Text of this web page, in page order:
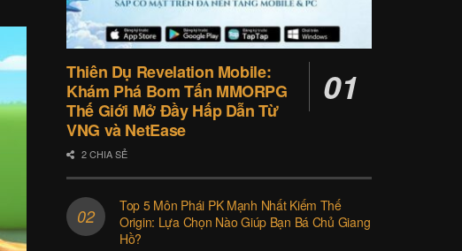
Thiên Dụ Revelation Mobile:
Khám Phá Bom Tấn MMORPG
Thế Giới Mở Đầy Hấp Dẫn Từ
VNG và NetEase
2 CHIA SẺ
Top 5 Môn Phái PK Mạnh Nhất Kiếm Thế
Origin: Lựa Chọn Nào Giúp Bạn Bá Chủ Giang
Hồ?